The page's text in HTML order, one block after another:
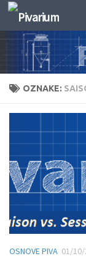
Skip to content
OZNAKE:
OSNOVE PIVA 01/